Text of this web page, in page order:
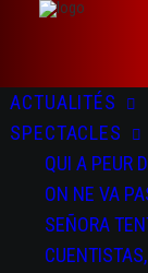
ACTUALITÉS
SPECTACLES
QUI A PEUR
ON NE VA
SEÑORA